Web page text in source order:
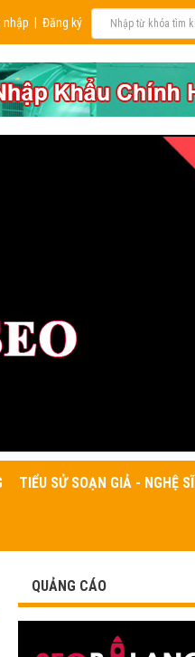
nhập Đăng ký
TIỂU SỬ SOẠN GIẢ - NGHỆ SĨ
QUẢNG CÁO